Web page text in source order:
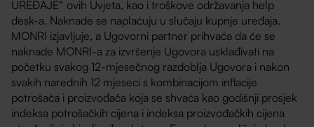
UREĐAJE“ ovih Uvjeta, kao i troškove održavanja help
desk-a. Naknade se naplaćuju u slučaju kupnje uređaja.
MONRI izjavljuje, a Ugovorni partner prihvaća da će se
naknade MONRI-a za izvršenje Ugovora usklađivati na
početku svakog 12-mjesečnog razdoblja Ugovora i nakon
svakih narednih 12 mjeseci s kombinacijom inflacije
potrošača i proizvođača koja se shvaća kao godišnji prosjek
indeksa potrošačkih cijena i indeksa proizvođačkih cijena